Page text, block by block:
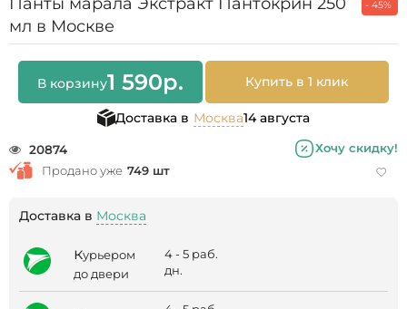
мл в Москве
- 45%
В корзину1 590р. Купить в 1 клик
Доставка в Москва14 августа
20874
Хочу скидку!
Продано уже 749 шт
Доставка в Москва
курьером
до двери
4 - 5 раб.
дн.